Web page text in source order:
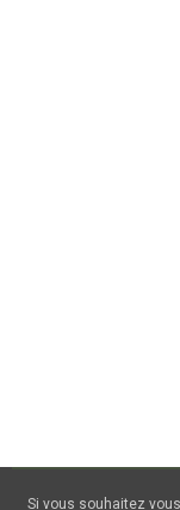
Si vous souhaitez